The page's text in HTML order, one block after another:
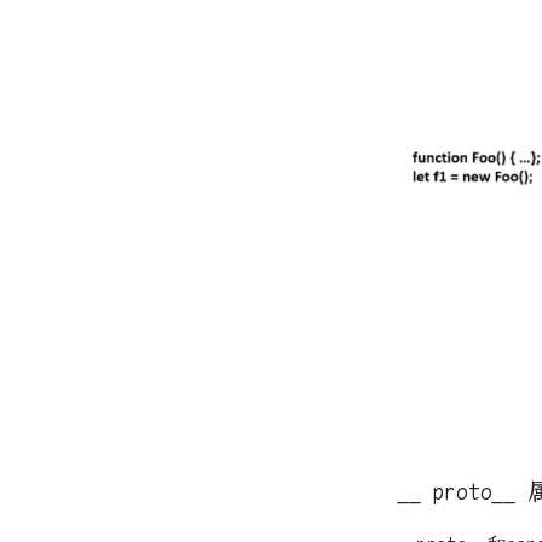
__ proto__